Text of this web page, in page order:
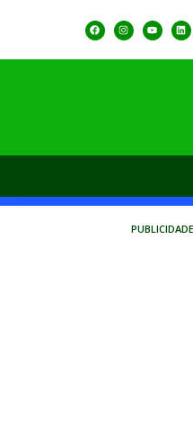
PUBLICIDADE